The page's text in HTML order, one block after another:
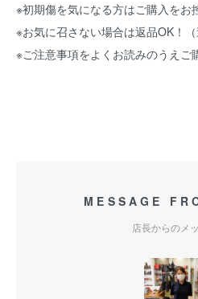
※初期傷を気になる方はご購入をお
※お気に召さない場合は返品OK！（
※ご注意事項をよくお読みのうえご
MESSAGE
店長からのメ